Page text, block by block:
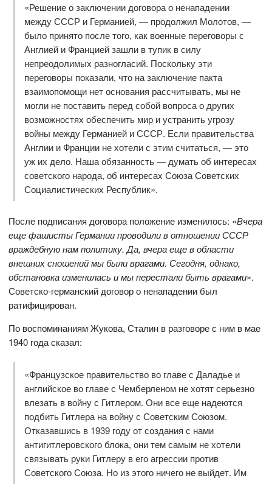
«Решение о заключении договора о ненападении
между СССР и Германией, — продолжил Молотов, —
было принято после того, как военные переговоры с
Англией и Францией зашли в тупик в силу
непреодолимых разногласий. Поскольку эти
переговоры показали, что на заключение пакта
взаимопомощи нет основания рассчитывать, мы не
могли не поставить перед собой вопроса о других
возможностях обеспечить мир и устранить угрозу
войны между Германией и СССР. Если правительства
Англии и Франции не хотели с этим считаться, — это
уж их дело. Наша обязанность — думать об интересах
советского народа, об интересах Союза Советских
Социалистических Республик».
После подписания договора положение изменилось: «Вчера
еще фашисты Германии проводили в отношении СССР
враждебную нам политику. Да, вчера еще в области
внешних сношений мы были врагами. Сегодня, однако,
обстановка изменилась и мы перестали быть врагами».
Советско-германский договор о ненападении был
ратифицирован.
По воспоминаниям Жукова, Сталин в разговоре с ним в мае
1940 года сказал:
«Французское правительство во главе с Даладье и
английское во главе с Чемберленом не хотят серьезно
влезать в войну с Гитлером. Они все еще надеются
подбить Гитлера на войну с Советским Союзом.
Отказавшись в 1939 году от создания с нами
антигитлеровского блока, они тем самым не хотели
связывать руки Гитлеру в его агрессии против
Советского Союза. Но из этого ничего не выйдет. Им